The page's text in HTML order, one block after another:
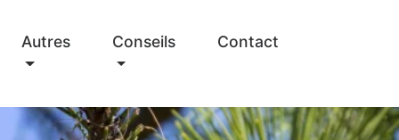
Autres Conseils Contact